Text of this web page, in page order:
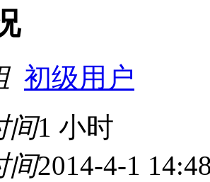
初级用户
间1 小时
间2014-4-1